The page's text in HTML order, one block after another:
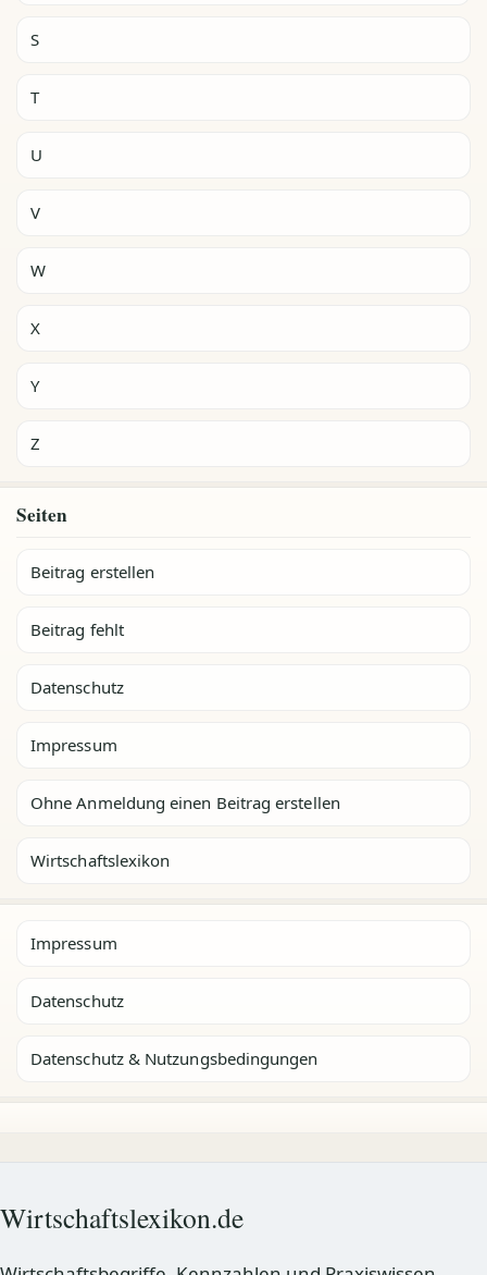
S
T
U
V
W
X
Y
Z
Seiten
Beitrag erstellen
Beitrag fehlt
Datenschutz
Impressum
Ohne Anmeldung einen Beitrag erstellen
Wirtschaftslexikon
Impressum
Datenschutz
Datenschutz & Nutzungsbedingungen
Wirtschaftslexikon.de